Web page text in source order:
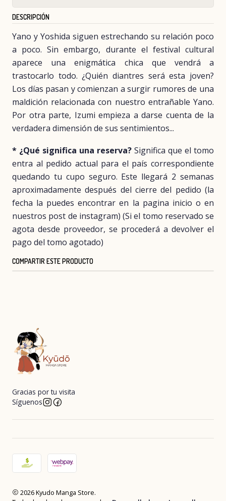
DESCRIPCIÓN
Yano y Yoshida siguen estrechando su relación poco
a poco. Sin embargo, durante el festival cultural
aparece una enigmática chica que vendrá a
trastocarlo todo. ¿Quién diantres será esta joven?
Los días pasan y comienzan a surgir rumores de una
maldición relacionada con nuestro entrañable Yano.
Por otra parte, Izumi empieza a darse cuenta de la
verdadera dimensión de sus sentimientos...
* ¿Qué significa una reserva? Significa que el tomo
entra al pedido actual para el país correspondiente
quedando tu cupo seguro. Este llegará 2 semanas
aproximadamente después del cierre del pedido (la
fecha la puedes encontrar en la pagina inicio o en
nuestros post de instagram) (Si el tomo reservado se
agota desde proveedor, se procederá a devolver el
pago del tomo agotado)
COMPARTIR ESTE PRODUCTO
Gracias por tu visita
Síguenos
2026 Kyudo Manga Store.